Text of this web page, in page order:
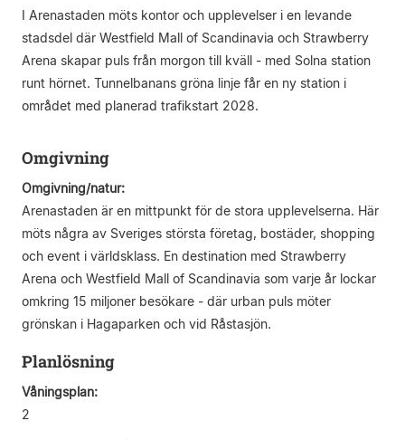
I Arenastaden möts kontor och upplevelser i en levande
stadsdel där Westfield Mall of Scandinavia och Strawberry
Arena skapar puls från morgon till kväll - med Solna station
runt hörnet. Tunnelbanans gröna linje får en ny station i
området med planerad trafikstart 2028.
Omgivning
Omgivning/natur:
Arenastaden är en mittpunkt för de stora upplevelserna. Här
möts några av Sveriges största företag, bostäder, shopping
och event i världsklass. En destination med Strawberry
Arena och Westfield Mall of Scandinavia som varje år lockar
omkring 15 miljoner besökare - där urban puls möter
grönskan i Hagaparken och vid Råstasjön.
Planlösning
Våningsplan:
2